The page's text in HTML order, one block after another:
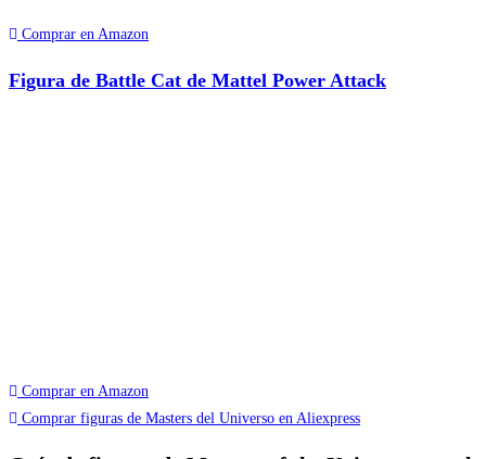
Comprar en Amazon
Figura de Battle Cat de Mattel Power Attack
Comprar en Amazon
Comprar figuras de Masters del Universo en Aliexpress